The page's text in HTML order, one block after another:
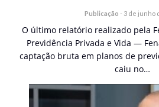
Publicação - 3 de junho
O último relatório realizado pela
Previdência Privada e Vida —
captação bruta em planos de
caiu no…